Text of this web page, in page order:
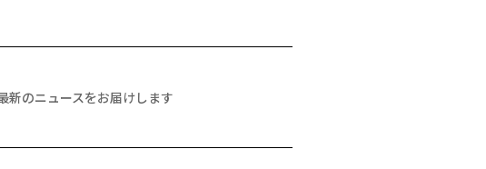
新のニュースをお届けします